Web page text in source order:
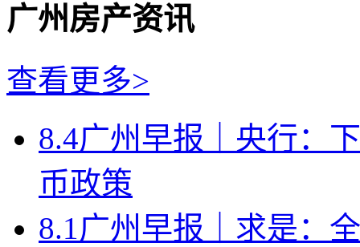
广州房产资讯
查看更多>
8.4广州早报｜央行：
币政策
8.1广州早报｜求是：